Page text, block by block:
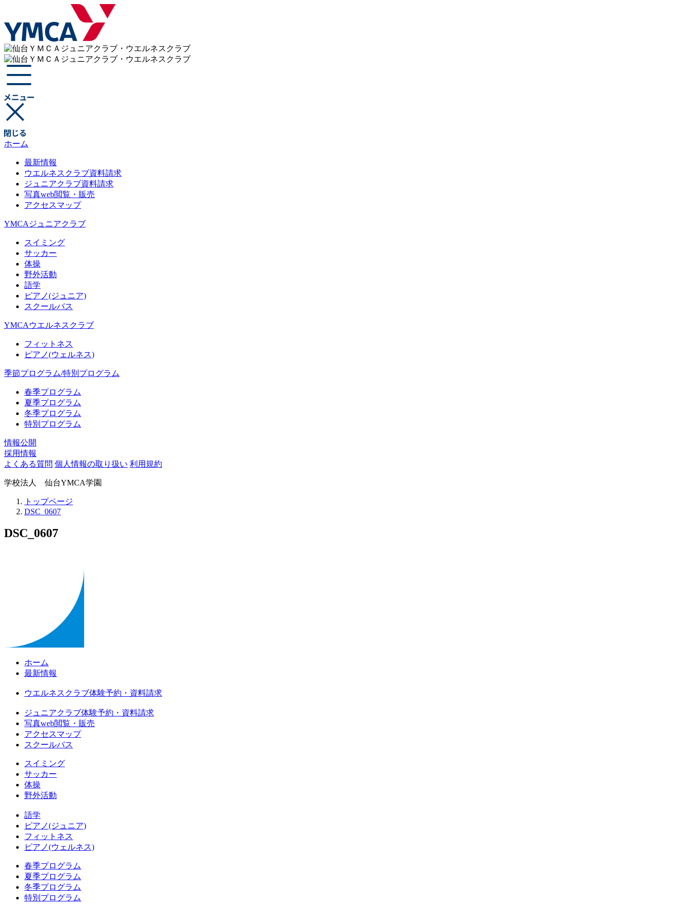
ホーム
最新情報
ウエルネスクラブ資料請求
ジュニアクラブ資料請求
写真web閲覧・販売
アクセスマップ
YMCAジュニアクラブ
スイミング
サッカー
体操
野外活動
語学
ピアノ(ジュニア)
スクールバス
YMCAウエルネスクラブ
フィットネス
ピアノ(ウェルネス)
季節プログラム/特別プログラム
春季プログラム
夏季プログラム
冬季プログラム
特別プログラム
情報公開
採用情報
よくある質問 個人情報の取り扱い 利用規約
学校法人 仙台YMCA学園
トップページ
DSC_0607
DSC_0607
ホーム
最新情報
ウエルネスクラブ体験予約・資料請求
ジュニアクラブ体験予約・資料請求
写真web閲覧・販売
アクセスマップ
スクールバス
スイミング
サッカー
体操
野外活動
語学
ピアノ(ジュニア)
フィットネス
ピアノ(ウェルネス)
春季プログラム
夏季プログラム
冬季プログラム
特別プログラム